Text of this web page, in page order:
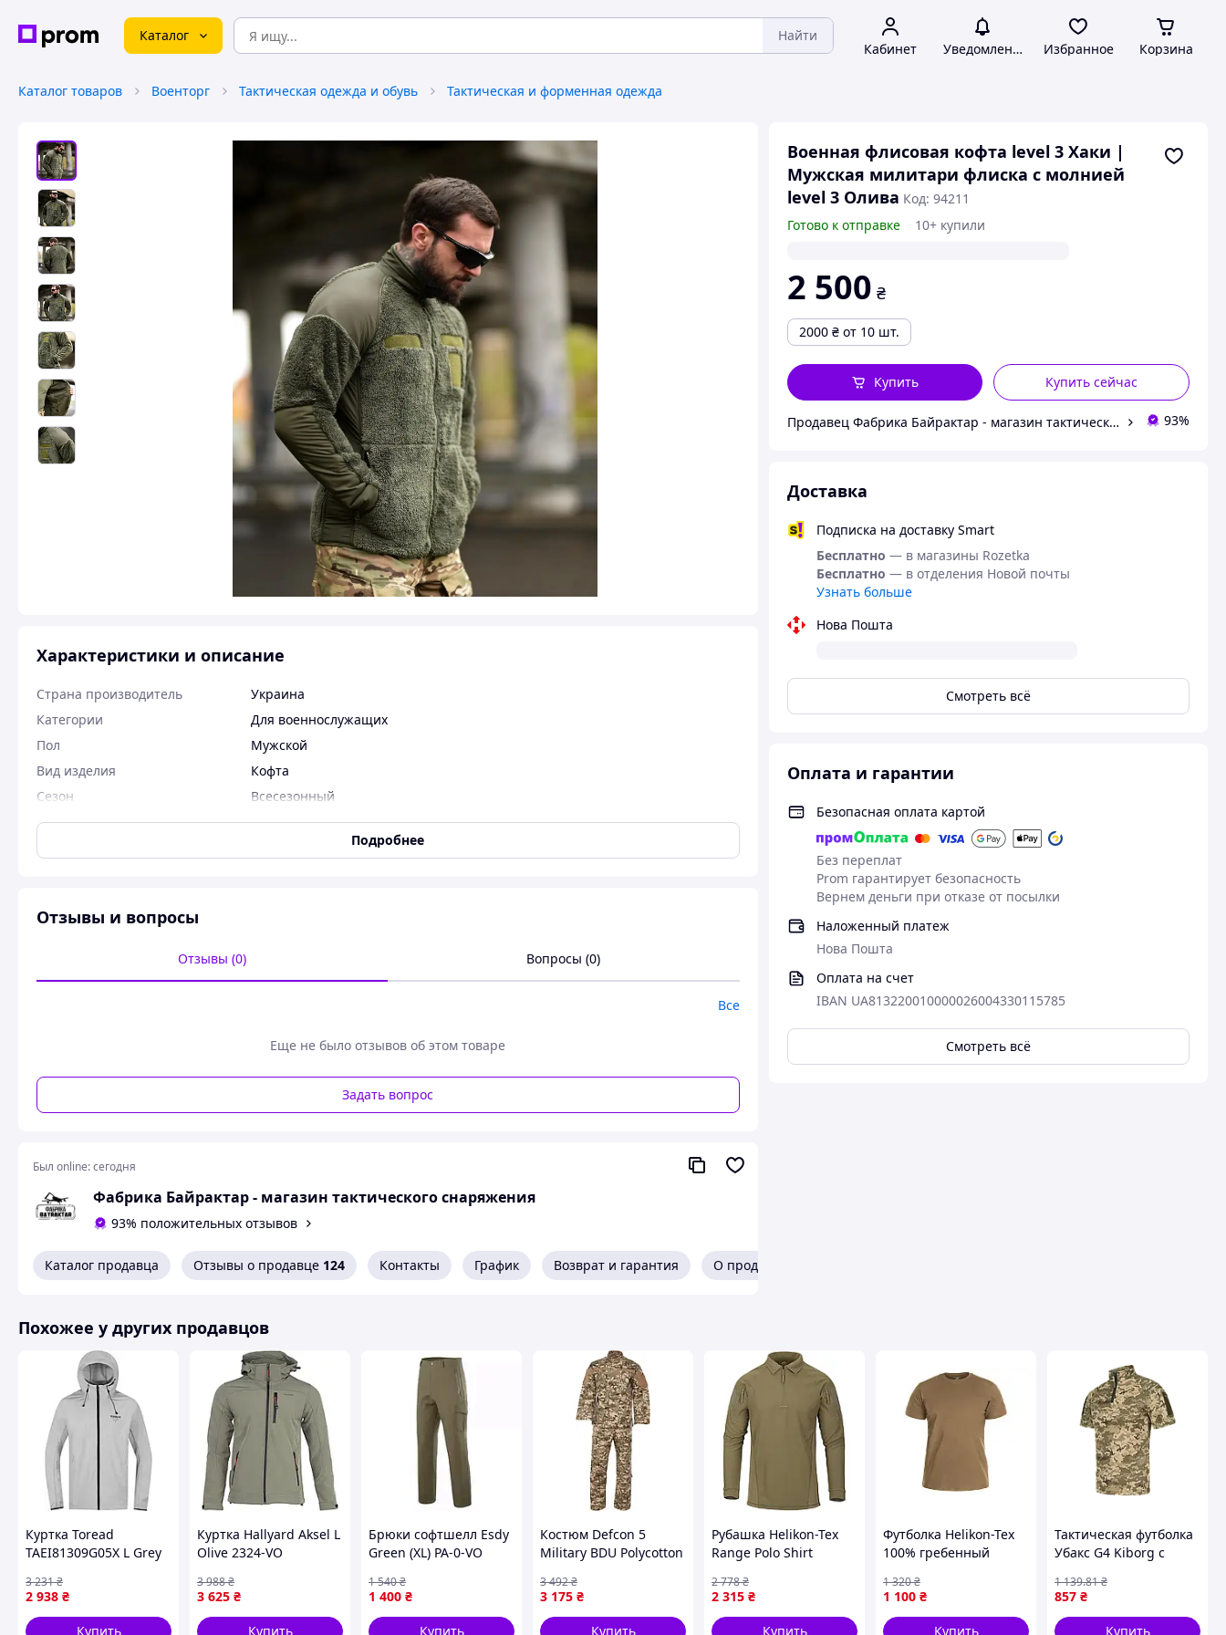
Каталог Найти
Кабинет Уведомления Избранное Корзина
Каталог товаров Военторг Тактическая одежда и обувь Тактическая и форменная одежда
Военная флисовая кофта level 3 Хаки |
Мужская милитари флиска с молнией
level 3 Олива Код: 94211
Готово к отправке
10+ купили
2 500 ₴
2000 ₴ от 10 шт.
Купить сейчас
Купить
Продавец Фабрика Байрактар - магазин тактического снаряжения 93%
Доставка
Подписка на доставку Smart
Бесплатно — в магазины Rozetka
Бесплатно — в отделения Новой почты
Узнать больше
Нова Пошта
Смотреть всё
Оплата и гарантии
Безопасная оплата картой
Без переплат
Prom гарантирует безопасность
Вернем деньги при отказе от посылки
Наложенный платеж
Нова Пошта
Оплата на счет
IBAN UA813220010000026004330115785
Смотреть всё
Характеристики и описание
Страна производитель
Украина
Категории
Для военнослужащих
Пол
Мужской
Вид изделия
Кофта
Сезон
Всесезонный
Тип ткани
Флис
Подробнее
Отзывы и вопросы
Отзывы (0) Вопросы (0)
Все
Еще не было отзывов об этом товаре
Задать вопрос
Был online:сегодня
Фабрика Байрактар - магазин тактического снаряжения
93% положительных отзывов
Каталог продавца Отзывы о продавце 124 Контакты График Возврат и гарантия О продавце
Похожее у других продавцов
Куртка Toread
TAEI81309G05X L Grey
2 938 ₴
3 231₴
Купить
Куртка Hallyard Aksel L
Olive 2324-VO
3 625 ₴
3 988₴
Купить
Брюки софтшелл Esdy
Green (XL) PA-0-VO
1 400 ₴
1 540₴
Купить
Костюм Defcon 5
Military BDU Polycotton
1422-VO
3 175 ₴
3 492₴
Купить
Рубашка Helikon-Tex
Range Polo Shirt
Олива, XL, технология
ADAPTIVE GREEN,
дышащие материалы
2 315 ₴
2 778₴
Купить
Футболка Helikon-Tex
100% гребенный
легкая, дышащая,
стойкая к стирке
1 100 ₴
1 320₴
Купить
Тактическая футболка
Убакс G4 Kiborg с
пиксель
857 ₴
1 139.81₴
Купить